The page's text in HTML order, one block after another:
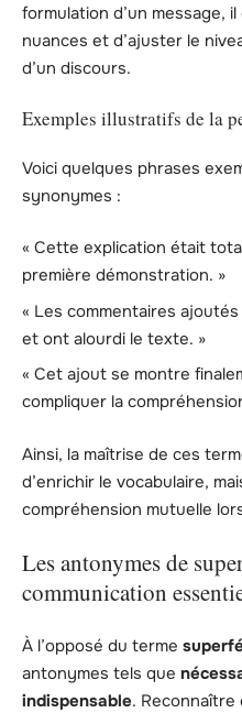
formulation d’un message,
nuances et d’ajuster le
d’un discours.
Exemples illustratifs de la
Voici quelques phrases
synonymes :
« Cette explication était
première démonstration. »
« Les commentaires
et ont alourdi le texte. »
« Cet ajout se montre
compliquer la
Ainsi, la maîtrise de ces
d’enrichir le vocabulaire,
compréhension mutuelle
Les antonymes de
communication
À l’opposé du terme
antonymes tels que
indispensable.